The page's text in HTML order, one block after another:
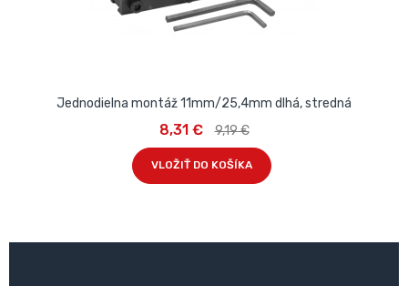
Jednodielna montáž 11mm/25,4mm dlhá, stredná
8,31 € 9,19 €
VLOŽIŤ DO KOŠÍKA